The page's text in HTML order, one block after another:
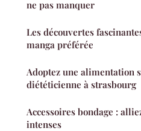
ne pas manquer
Les découvertes
manga préférée
Adoptez une alimentation
diététicienne à strasbourg
Accessoires bondage :
intenses